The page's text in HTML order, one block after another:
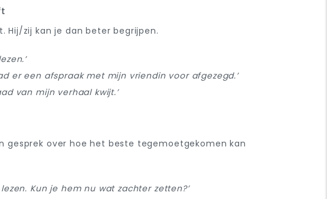
Hij/zij kan je dan beter begrijpen.
er een afspraak met mijn vriendin voor afgezegd.’
van mijn verhaal kwijt.’
gesprek over hoe het beste tegemoetgekomen kan
Kun je hem nu wat zachter zetten?’